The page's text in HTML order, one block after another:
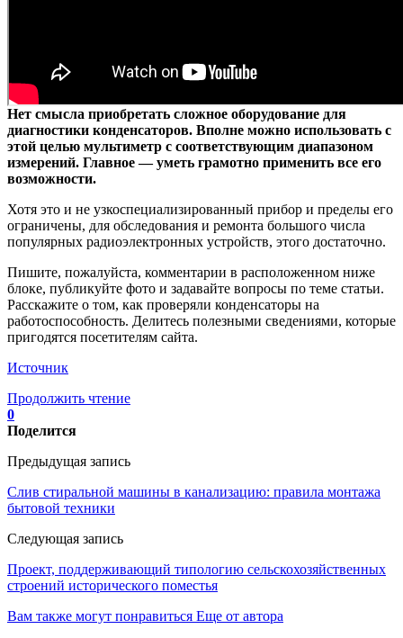
Нет смысла приобретать сложное оборудование для
диагностики конденсаторов. Вполне можно использовать с
этой целью мультиметр с соответствующим диапазоном
измерений. Главное — уметь грамотно применить все его
возможности.
Хотя это и не узкоспециализированный прибор и пределы его
ограничены, для обследования и ремонта большого числа
популярных радиоэлектронных устройств, этого достаточно.
Пишите, пожалуйста, комментарии в расположенном ниже
блоке, публикуйте фото и задавайте вопросы по теме статьи.
Расскажите о том, как проверяли конденсаторы на
работоспособность. Делитесь полезными сведениями, которые
пригодятся посетителям сайта.
Источник
Продолжить чтение
0
Поделится
Предыдущая запись
Слив стиральной машины в канализацию: правила монтажа
бытовой техники
Следующая запись
Проект, поддерживающий типологию сельскохозяйственных
строений исторического поместья
Вам также могут понравиться Еще от автора